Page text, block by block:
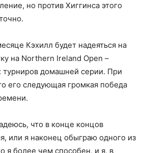
но против Хиггинса этого
Кэхилл будет надеяться на
на Northern Ireland Open –
турниров домашней серии. При
его следующая громкая победа
что в конце концов
или я наконец обыграю одного из
я более чем способен, и я, в